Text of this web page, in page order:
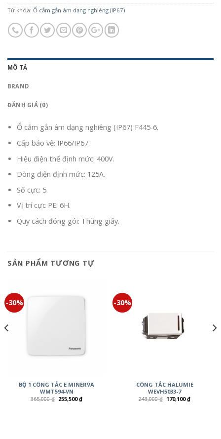
Từ khóa: Ổ cắm gắn âm dạng nghiêng (IP67)
MÔ TẢ
BRAND
ĐÁNH GIÁ (0)
Ổ cắm gắn âm dạng nghiêng (IP67) F445-6.
Cấp bảo vệ: IP66/IP67.
Hiệu điện thế định mức: 400V.
Dòng điện định mức: 125A.
Số cực: 5.
Vị trí cực PE: 6H.
Quy cách đóng gói: Thùng giấy.
SẢN PHẨM TƯƠNG TỰ
-30%
BỘ 1 CÔNG TẮC E MINERVA
WMT594-VN
365,000₫ 255,500₫
-30%
CÔNG TẮC HALUMIE
WEVH5033-7
243,000₫ 170,100₫